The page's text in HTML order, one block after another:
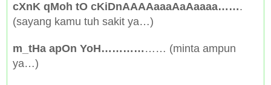
cXnK qMoh tO cKiDnAAAAaaaAaAaaaa…….
(sayang kamu tuh sakit ya…)
m_tHa apOn YoH………… …… (minta ampun
ya…)